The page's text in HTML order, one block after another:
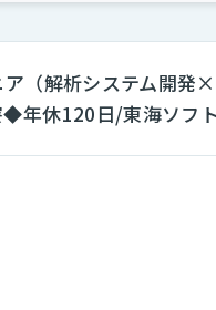
（解析システム開発
年休120日/東海ソフト